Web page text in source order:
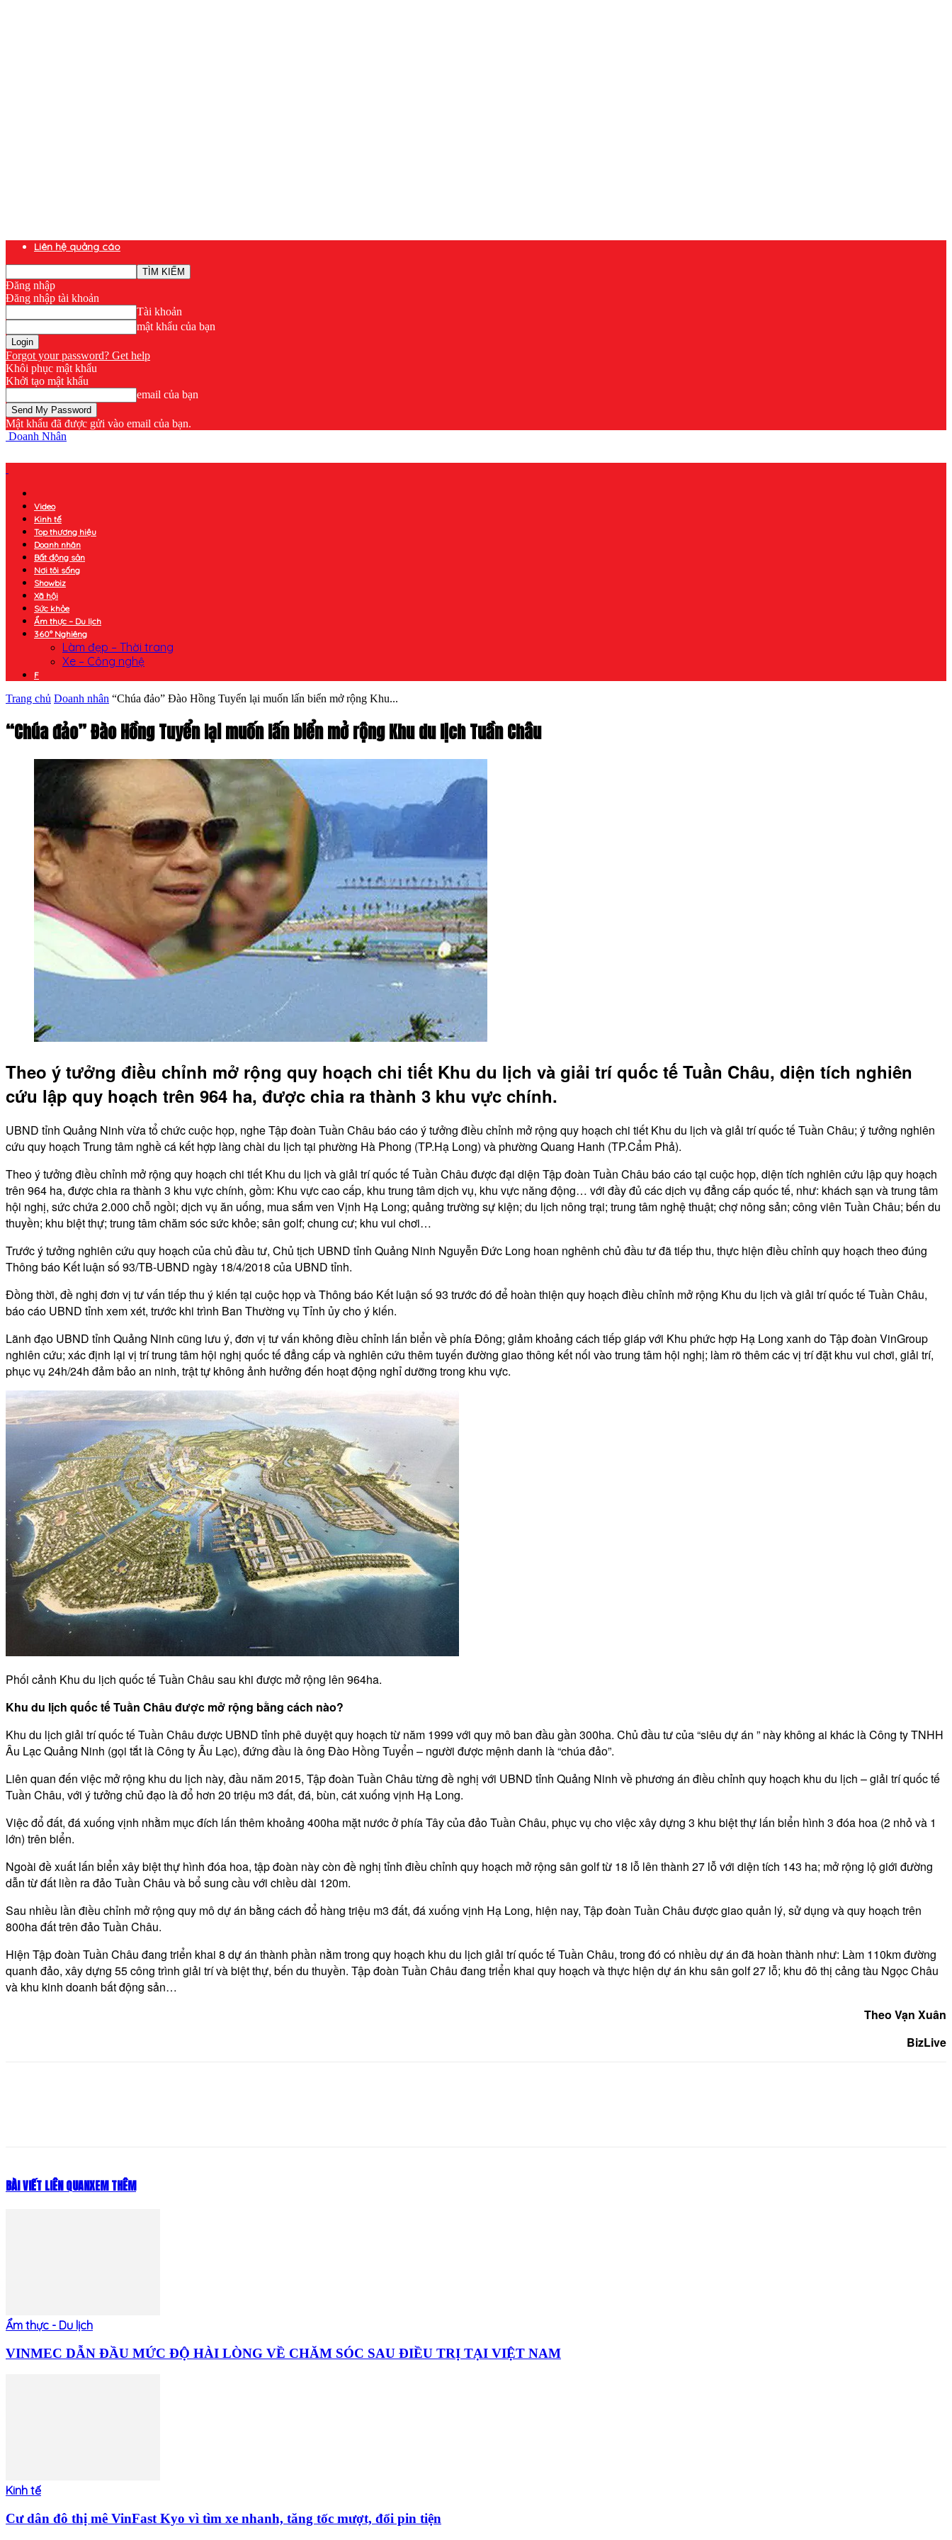
Liên hệ quảng cáo
Đăng nhập
Đăng nhập tài khoản
Tài khoản
mật khẩu của bạn
Forgot your password? Get help
Khôi phục mật khẩu
Khởi tạo mật khẩu
email của bạn
Mật khẩu đã được gửi vào email của bạn.
Doanh Nhân
Video
Kinh tế
Top thương hiệu
Doanh nhân
Bất động sản
Nơi tôi sống
Showbiz
Xã hội
Sức khỏe
Ẩm thực – Du lịch
360° Nghiêng
Làm đẹp – Thời trang
Xe – Công nghệ
F
Trang chủ Doanh nhân “Chúa đảo” Đào Hồng Tuyển lại muốn lấn biển mở rộng Khu...
“Chúa đảo” Đào Hồng Tuyển lại muốn lấn biển mở rộng Khu du lịch Tuần Châu
Theo ý tưởng điều chỉnh mở rộng quy hoạch chi tiết Khu du lịch và giải trí quốc tế Tuần Châu, diện tích nghiên
cứu lập quy hoạch trên 964 ha, được chia ra thành 3 khu vực chính.
UBND tỉnh Quảng Ninh vừa tổ chức cuộc họp, nghe Tập đoàn Tuần Châu báo cáo ý tưởng điều chỉnh mở rộng quy hoạch chi tiết Khu du lịch và giải trí quốc tế Tuần Châu; ý tưởng nghiên
cứu quy hoạch Trung tâm nghề cá kết hợp làng chài du lịch tại phường Hà Phong (TP.Hạ Long) và phường Quang Hanh (TP.Cẩm Phả).
Theo ý tưởng điều chỉnh mở rộng quy hoạch chi tiết Khu du lịch và giải trí quốc tế Tuần Châu được đại diện Tập đoàn Tuần Châu báo cáo tại cuộc họp, diện tích nghiên cứu lập quy hoạch
trên 964 ha, được chia ra thành 3 khu vực chính, gồm: Khu vực cao cấp, khu trung tâm dịch vụ, khu vực năng động… với đầy đủ các dịch vụ đẳng cấp quốc tế, như: khách sạn và trung tâm
hội nghị, sức chứa 2.000 chỗ ngồi; dịch vụ ăn uống, mua sắm ven Vịnh Hạ Long; quảng trường sự kiện; du lịch nông trại; trung tâm nghệ thuật; chợ nông sản; công viên Tuần Châu; bến du
thuyền; khu biệt thự; trung tâm chăm sóc sức khỏe; sân golf; chung cư; khu vui chơi…
Trước ý tưởng nghiên cứu quy hoạch của chủ đầu tư, Chủ tịch UBND tỉnh Quảng Ninh Nguyễn Đức Long hoan nghênh chủ đầu tư đã tiếp thu, thực hiện điều chỉnh quy hoạch theo đúng
Thông báo Kết luận số 93/TB-UBND ngày 18/4/2018 của UBND tỉnh.
Đồng thời, đề nghị đơn vị tư vấn tiếp thu ý kiến tại cuộc họp và Thông báo Kết luận số 93 trước đó để hoàn thiện quy hoạch điều chỉnh mở rộng Khu du lịch và giải trí quốc tế Tuần Châu,
báo cáo UBND tỉnh xem xét, trước khi trình Ban Thường vụ Tỉnh ủy cho ý kiến.
Lãnh đạo UBND tỉnh Quảng Ninh cũng lưu ý, đơn vị tư vấn không điều chỉnh lấn biển về phía Đông; giảm khoảng cách tiếp giáp với Khu phức hợp Hạ Long xanh do Tập đoàn VinGroup
nghiên cứu; xác định lại vị trí trung tâm hội nghị quốc tế đẳng cấp và nghiên cứu thêm tuyến đường giao thông kết nối vào trung tâm hội nghị; làm rõ thêm các vị trí đặt khu vui chơi, giải trí,
phục vụ 24h/24h đảm bảo an ninh, trật tự không ảnh hưởng đến hoạt động nghỉ dưỡng trong khu vực.
Phối cảnh Khu du lịch quốc tế Tuần Châu sau khi được mở rộng lên 964ha.
Khu du lịch quốc tế Tuần Châu được mở rộng bằng cách nào?
Khu du lịch giải trí quốc tế Tuần Châu được UBND tỉnh phê duyệt quy hoạch từ năm 1999 với quy mô ban đầu gần 300ha. Chủ đầu tư của “siêu dự án ” này không ai khác là Công ty TNHH
Âu Lạc Quảng Ninh (gọi tắt là Công ty Âu Lạc), đứng đầu là ông Đào Hồng Tuyển – người được mệnh danh là “chúa đảo”.
Liên quan đến việc mở rộng khu du lịch này, đầu năm 2015, Tập đoàn Tuần Châu từng đề nghị với UBND tỉnh Quảng Ninh về phương án điều chỉnh quy hoạch khu du lịch – giải trí quốc tế
Tuần Châu, với ý tưởng chủ đạo là đổ hơn 20 triệu m3 đất, đá, bùn, cát xuống vịnh Hạ Long.
Việc đổ đất, đá xuống vịnh nhằm mục đích lấn thêm khoảng 400ha mặt nước ở phía Tây của đảo Tuần Châu, phục vụ cho việc xây dựng 3 khu biệt thự lấn biển hình 3 đóa hoa (2 nhỏ và 1
lớn) trên biển.
Ngoài đề xuất lấn biển xây biệt thự hình đóa hoa, tập đoàn này còn đề nghị tỉnh điều chỉnh quy hoạch mở rộng sân golf từ 18 lỗ lên thành 27 lỗ với diện tích 143 ha; mở rộng lộ giới đường
dẫn từ đất liền ra đảo Tuần Châu và bổ sung cầu với chiều dài 120m.
Sau nhiều lần điều chỉnh mở rộng quy mô dự án bằng cách đổ hàng triệu m3 đất, đá xuống vịnh Hạ Long, hiện nay, Tập đoàn Tuần Châu được giao quản lý, sử dụng và quy hoạch trên
800ha đất trên đảo Tuần Châu.
Hiện Tập đoàn Tuần Châu đang triển khai 8 dự án thành phần nằm trong quy hoạch khu du lịch giải trí quốc tế Tuần Châu, trong đó có nhiều dự án đã hoàn thành như: Làm 110km đường
quanh đảo, xây dựng 55 công trình giải trí và biệt thự, bến du thuyền. Tập đoàn Tuần Châu đang triển khai quy hoạch và thực hiện dự án khu sân golf 27 lỗ; khu đô thị cảng tàu Ngọc Châu
và khu kinh doanh bất động sản…
Theo Vạn Xuân
BizLive
BÀI VIẾT LIÊN QUANXEM THÊM
Ẩm thực - Du lịch
VINMEC DẪN ĐẦU MỨC ĐỘ HÀI LÒNG VỀ CHĂM SÓC SAU ĐIỀU TRỊ TẠI VIỆT NAM
Kinh tế
Cư dân đô thị mê VinFast Kyo vì tìm xe nhanh, tăng tốc mượt, đổi pin tiện